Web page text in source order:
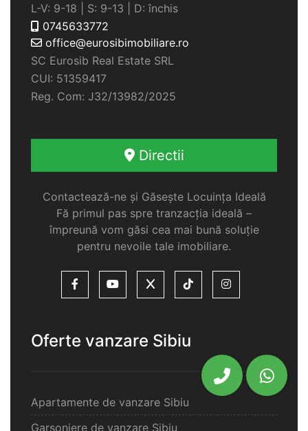
L-V: 9-18 | S: 9-13 | D: închis
0745633772
office@eurosibimobiliare.ro
SC Eurosib Real Estate SRL
CUI: 51359417
Reg. Com: J32/13982/2025
Directii
Contactează-ne și Găsește Locuința Ideală
Fă primul pas spre tranzacția ideală –
împreună vom găsi cea mai bună soluție
pentru nevoile tale imobiliare.
Oferte vanzare Sibiu
Apartamente de vanzare Sibiu
Garsoniere de vanzare Sibiu